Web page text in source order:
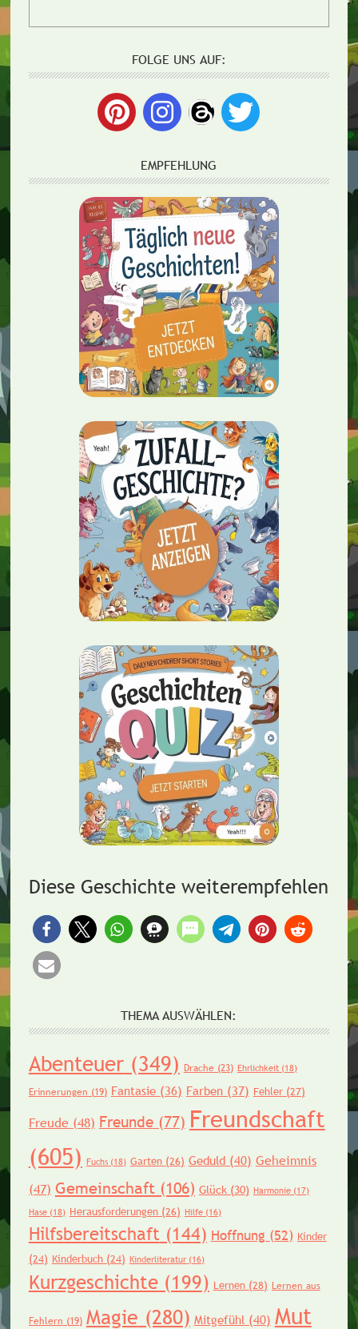
FOLGE UNS AUF:
EMPFEHLUNG
Diese Geschichte weiterempfehlen
THEMA AUSWÄHLEN:
Abenteuer(349) Drache (23) Ehrlichkeit(18)
Erinnerungen (19) Fantasie(36) Farben(37) Fehler(27)
Freude(48) Freunde(77) Freundschaft
(605) Fuchs(18) Garten(26) Geduld(40) Geheimnis
(47) Gemeinschaft(106) Glück(30) Harmonie(17)
Hase(18) Herausforderungen(26) Hilfe(16)
Hilfsbereitschaft (144) Hoffnung (52) Kinder
(24) Kinderbuch(24) Kinderliteratur(16)
Kurzgeschichte(199) Lernen(28) Lernen aus
Fehlern (19) Magie (280) Mitgefühl(40) Mut